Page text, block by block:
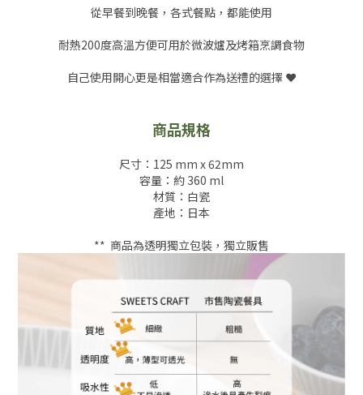
從早餐到晚餐，各式餐點，都能使用
耐熱200度高溫方便可用於微波爐及烤箱烹調食物
自己使用開心更是相當適合作為送禮的選擇 ❤️
商品規格
尺寸：125 mm x 62mm
容量：約 360 ml
材質：白瓷
產地：日本
** 商品為透明獨立包裝，獨立販售